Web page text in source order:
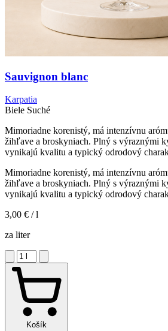
Sauvignon blanc
Karpatia
Biele Suché
Mimoriadne korenistý, má intenzívnu
žihľave a broskyniach. Plný s výraznými
vynikajú kvalitu a typický odrodový
Mimoriadne korenistý, má intenzívnu
žihľave a broskyniach. Plný s výraznými
vynikajú kvalitu a typický odrodový
3,00 € / l
za liter
Košík